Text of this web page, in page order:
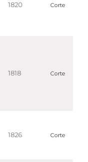
1820 Corte
1818 Corte
1826 Corte